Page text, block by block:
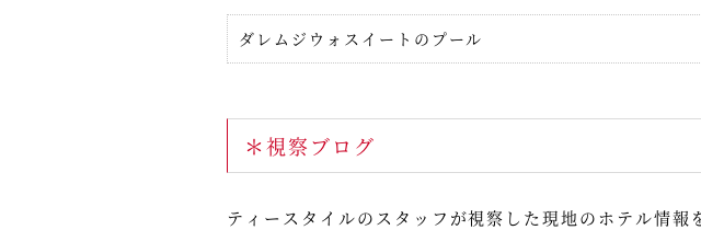
ダレムジウォスイートのプール
＊視察ブログ
ティースタイルのスタッフが視察した現地のホテル情報